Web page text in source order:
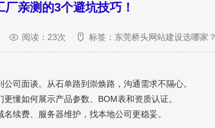
亲测的3个避坑技巧！
阅读：23次 标签：东莞桥头网站建设选哪家？
司面谈。从石单路到崇焕路，沟通需求不隔心。
懂如何展示产品参数、BOM表和资质认证。
续费、服务器维护，找本地公司更稳妥。